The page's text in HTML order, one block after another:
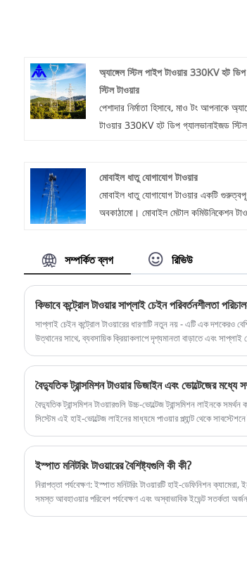
অ্যাঙ্গেল স্টিল পাইপ টাওয়ার 330KV হট
স্টিল টাওয়ার
পেশাদার নির্মাতা হিসাবে, মাও টং আপনাকে
টাওয়ার 330KV হট ডিপ গ্যালভানাইজড
মোবাইল ধাতু যোগাযোগ টাওয়ার
মোবাইল ধাতু যোগাযোগ টাওয়ার একটি
অবকাঠামো। মোবাইল মেটাল কমিউনিকেশন
টেলিযোগাযোগ সরঞ্জাম সমর্থন করার জন্য
সম্পর্কিত ব্লগ রিভিউ
কিভাবে কন্ট্রোল টাওয়ার সাপ্লাই চেইন পরিবর্তনশীলতা
সাপ্লাই চেইন কন্ট্রোল টাওয়ারের ধারণাটি নতুন নয় - এটি এক দশকেরও
উত্থানের সাথে, ব্যবসায়িক ক্রিয়াকলাপে দৃশ্যমানতা বাড়াতে এবং
বৈদ্যুতিক ট্রান্সমিশন টাওয়ার ডিজাইন এবং ভোল্টেজের মধ্যে
বৈদ্যুতিক ট্রান্সমিশন টাওয়ারগুলি উচ্চ-ভোল্টেজ ট্রান্সমিশন লাইনকে
সিস্টেম এই হাই-ভোল্টেজ লাইনের মাধ্যমে পাওয়ার প্ল্যান্ট থেকে
ইস্পাত মনিটরিং টাওয়ারের বৈশিষ্ট্যগুলি কী কী?
নিরাপত্তা পর্যবেক্ষণ: ইস্পাত মনিটরিং টাওয়ারটি হাই-ডেফিনিশন
সমস্ত আবহাওয়ার পরিবেশ পর্যবেক্ষণ এবং অস্বাভাবিক ইভেন্ট সতর্কতা